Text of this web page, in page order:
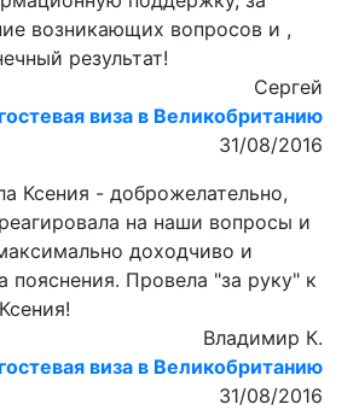
возникающих вопросов и ,
результат!
Сергей
виза в Великобританию
31/08/2016
Ксения - доброжелательно,
на наши вопросы и
доходчиво и
пояснения. Провела "за руку" к
Владимир К.
виза в Великобританию
31/08/2016